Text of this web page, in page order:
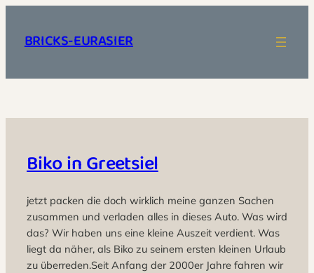
springen
BRICKS-EURASIER
Biko in Greetsiel
jetzt packen die doch wirklich meine ganzen Sachen
zusammen und verladen alles in dieses Auto. Was wird
das? Wir haben uns eine kleine Auszeit verdient. Was
liegt da näher, als Biko zu seinem ersten kleinen Urlaub
zu überreden.Seit Anfang der 2000er Jahre fahren wir